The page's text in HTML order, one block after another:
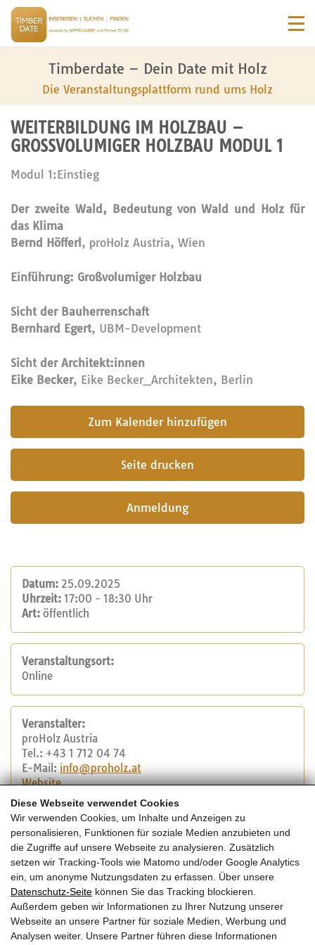
Diese Webseite verwendet Cookies
Wir verwenden Cookies, um Inhalte und Anzeigen zu
personalisieren, Funktionen für soziale Medien anzubieten und
die Zugriffe auf unsere Webseite zu analysieren. Zusätzlich
setzen wir Tracking-Tools wie Matomo und/oder Google Analytics
ein, um anonyme Nutzungsdaten zu erfassen. Über unsere
Datenschutz-Seite können Sie das Tracking blockieren.
Außerdem geben wir Informationen zu Ihrer Nutzung unserer
Webseite an unsere Partner für soziale Medien, Werbung und
Analysen weiter. Unsere Partner führen diese Informationen
Timberdate – Dein Date mit Holz
Die Veranstaltungsplattform rund ums Holz
WEITERBILDUNG IM HOLZBAU –
GROSSVOLUMIGER HOLZBAU MODUL 1
Modul 1:Einstieg
Der zweite Wald, Bedeutung von Wald und Holz für
das Klima
Bernd Höfferl , proHolz Austria, Wien
Einführung: Großvolumiger Holzbau
Sicht der Bauherrenschaft
Bernhard Egert, UBM-Development
Sicht der Architekt:innen
Eike Becker, Eike Becker_Architekten, Berlin
Seite drucken
Anmeldung
Datum: 25.09.2025
Uhrzeit: 17:00 - 18:30 Uhr
Art: öffentlich
Veranstaltungsort:
Online
Veranstalter:
proHolz Austria
Tel.: +43 1 712 04 74
E-Mail: info@proholz.at
Website
Sponsoren:
KLH Massivholz
Kosten:
192 Euro inkl. Mwst. (160 Euro exkl. Mwst.) für alle 5
Termine